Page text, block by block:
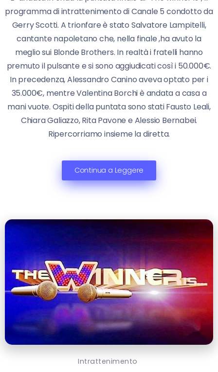
programma di intrattenimento di Canale 5 condotto da
Gerry Scotti. A trionfare è stato Salvatore Lampitelli,
cantante napoletano che, nella finale ,ha avuto la
meglio sui Blonde Brothers. In realtà i fratelli hanno
premuto il pulsante e si sono aggiudicati così i 50.000€.
In precedenza, Alessandro Canino aveva optato per i
35.000€, mentre Valentina Borchi è andata a casa a
mani vuote. Ospiti della puntata sono stati Fausto Leali,
Chiara Galiazzo, Rita Pavone e Alessio Bernabei.
Ripercorriamo insieme la diretta.
Continua a Leggere
Intrattenimento